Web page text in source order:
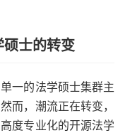
硕士的转变
一的法学硕士集群主
而，潮流正在转变，
度专业化的开源法学